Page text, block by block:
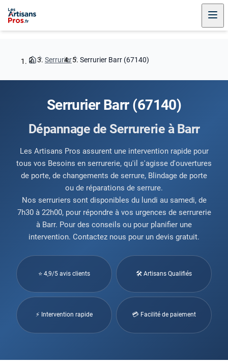
Serrurier Serrurier Barr (67140)
Serrurier Barr (67140)
Dépannage de Serrurerie à Barr
Les Artisans Pros assurent une intervention rapide pour
tous vos Besoins en serrurerie, qu'il s'agisse d'ouvertures
de porte, de changements de serrure, Blindage de porte
ou de réparations de serrure.
Nos serruriers sont disponibles du lundi au samedi, de
7h30 à 22h00, pour répondre à vos urgences de serrurerie
à Barr. Pour des conseils ou pour planifier une
intervention. Contactez nous pour un devis gratuit.
⭐ 4,9/5 avis clients 🛠 Artisans Qualifiés
⚡ Intervention rapide 💳 Facilité de paiement